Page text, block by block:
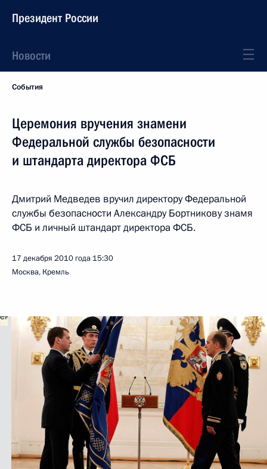
Президент России
Новости
События
Церемония вручения знамени
Федеральной службы безопасности
и штандарта директора ФСБ
Дмитрий Медведев вручил директору Федеральной
службы безопасности Александру Бортникову знамя
ФСБ и личный штандарт директора ФСБ.
17 декабря 2010 года 15:30
Москва, Кремль